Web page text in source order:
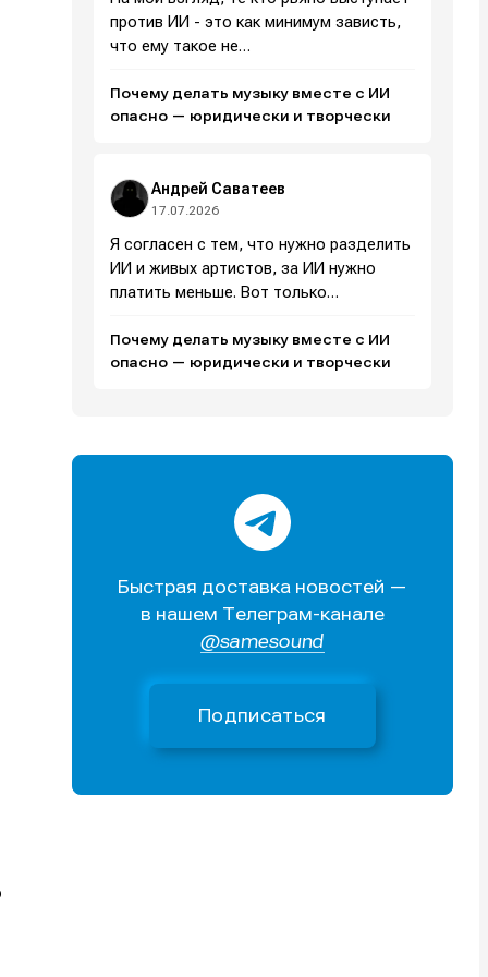
против ИИ - это как минимум зависть,
что ему такое не…
Почему делать музыку вместе с ИИ
опасно — юридически и творчески
Андрей Саватеев
17.07.2026
Я согласен с тем, что нужно разделить
ИИ и живых артистов, за ИИ нужно
платить меньше. Вот только…
Почему делать музыку вместе с ИИ
опасно — юридически и творчески
Быстрая доставка новостей —
в нашем Телеграм-канале
@samesound
Подписаться